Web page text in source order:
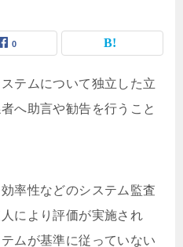
0
テムについて独立した立
へ助言や勧告を行うこと
率性などのシステム監査
により評価が実施され
ムが基準に従っていない